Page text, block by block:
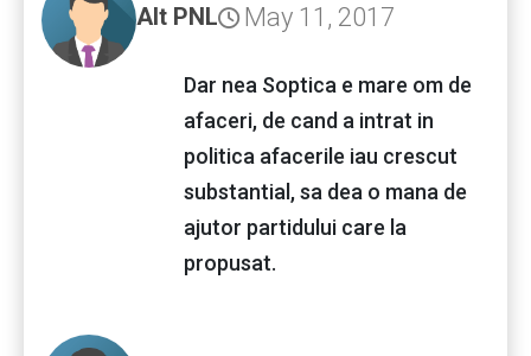
Alt PNL May 11, 2017
Dar nea Soptica e mare om de
afaceri, de cand a intrat in
politica afacerile iau crescut
substantial, sa dea o mana de
ajutor partidului care la
propusat.